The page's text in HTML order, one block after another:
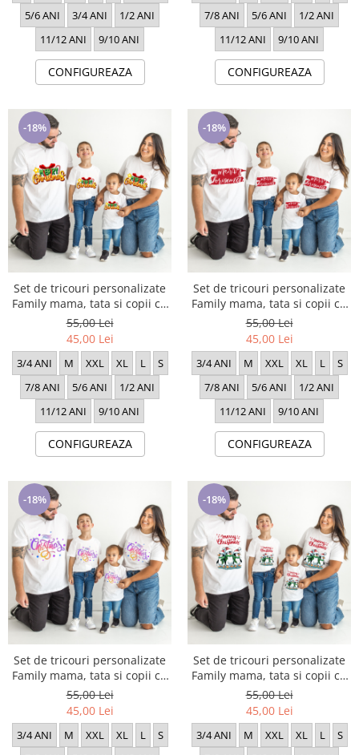
5/6 ANI
3/4 ANI
1/2 ANI
11/12 ANI
9/10 ANI
CONFIGUREAZA
7/8 ANI
5/6 ANI
1/2 ANI
11/12 ANI
9/10 ANI
CONFIGUREAZA
-18%
Set de tricouri personalizate
Family mama, tata si copii cu
tematica de Craciun, Merry
Chritsmas 1628
55,00 Lei
45,00 Lei
3/4 ANI M XXL XL L
S
7/8 ANI
5/6 ANI
1/2 ANI
11/12 ANI
9/10 ANI
CONFIGUREAZA
-18%
Set de tricouri personalizate
Family mama, tata si copii cu
tematica de Craciun, Merry
Chritsmas 16230
55,00 Lei
45,00 Lei
3/4 ANI M XXL XL L
S
7/8 ANI
5/6 ANI
1/2 ANI
11/12 ANI
9/10 ANI
CONFIGUREAZA
-18%
Set de tricouri personalizate
Family mama, tata si copii cu
tematica de Craciun, Merry
Chritsmas 1634
55,00 Lei
45,00 Lei
3/4 ANI M XXL XL L
S
-18%
Set de tricouri personalizate
Family mama, tata si copii cu
tematica de Craciun, Merry
Chritsmas 1640
55,00 Lei
45,00 Lei
3/4 ANI M XXL XL L
S